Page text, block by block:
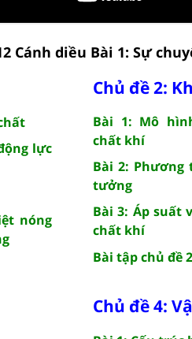
Cánh diều Bài 1: Sự
lực
nóng
Chủ đề 2:
Bài 1: Mô
chất khí
Bài 2:
tưởng
Bài 3: Áp suất
chất khí
Bài tập chủ đề 2
Chủ đề 4: